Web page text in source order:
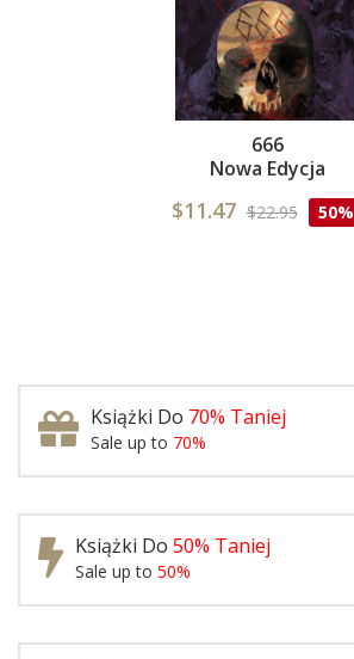
666
Nowa Edycja
$11.47 $22.95 50%
Książki Do 70% Taniej
Sale up to 70%
Książki Do 50% Taniej
Sale up to 50%